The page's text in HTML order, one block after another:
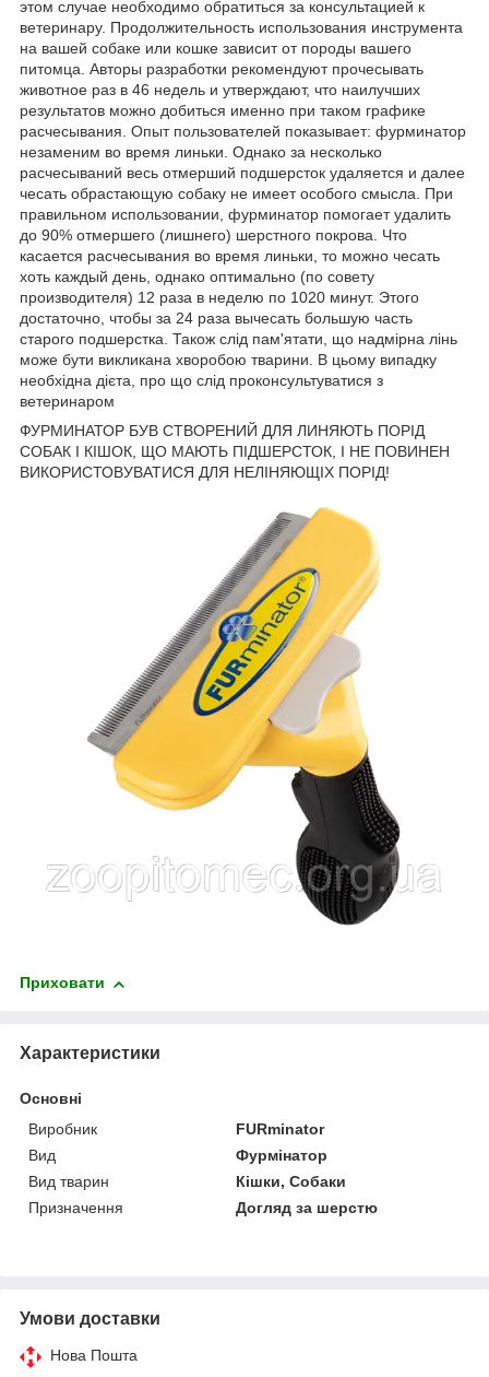
этом случае необходимо обратиться за консультацией к
ветеринару. Продолжительность использования инструмента
на вашей собаке или кошке зависит от породы вашего
питомца. Авторы разработки рекомендуют прочесывать
животное раз в 46 недель и утверждают, что наилучших
результатов можно добиться именно при таком графике
расчесывания. Опыт пользователей показывает: фурминатор
незаменим во время линьки. Однако за несколько
расчесываний весь отмерший подшерсток удаляется и далее
чесать обрастающую собаку не имеет особого смысла. При
правильном использовании, фурминатор помогает удалить
до 90% отмершего (лишнего) шерстного покрова. Что
касается расчесывания во время линьки, то можно чесать
хоть каждый день, однако оптимально (по совету
производителя) 12 раза в неделю по 1020 минут. Этого
достаточно, чтобы за 24 раза вычесать большую часть
старого подшерстка. Також слід пам'ятати, що надмірна лінь
може бути викликана хворобою тварини. В цьому випадку
необхідна дієта, про що слід проконсультуватися з
ветеринаром
ФУРМИНАТОР БУВ СТВОРЕНИЙ ДЛЯ ЛИНЯЮТЬ ПОРІД
СОБАК І КІШОК, ЩО МАЮТЬ ПІДШЕРСТОК, І НЕ ПОВИНЕН
ВИКОРИСТОВУВАТИСЯ ДЛЯ НЕЛІНЯЮЩІХ ПОРІД!
Приховати
Характеристики
Основні
Виробник
FURminator
Вид
Фурмінатор
Вид тварин
Кішки, Собаки
Призначення
Догляд за шерстю
Умови доставки
Нова Пошта